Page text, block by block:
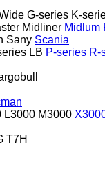
G-series K-
Midliner Midlum
Sany Scania
LB P-series R-
L3000 M3000
T7H